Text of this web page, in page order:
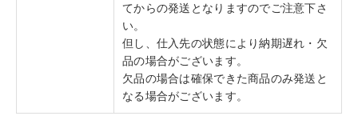
てからの発送となりますのでご注意下さ
い。
但し、仕入先の状態により納期遅れ・欠
品の場合がございます。
欠品の場合は確保できた商品のみ発送と
なる場合がございます。